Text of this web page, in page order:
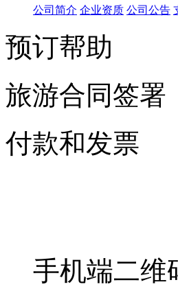
公司简介 企业资质 公司 公告
预订帮助
旅游合同签署
付款和发票
手机端二维